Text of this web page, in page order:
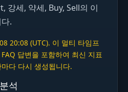
강세, 약세, Buy, Sell의 이
.
20:08 (UTC). 이 멀티 타임프
답변을 포함하여 최신 지표
다 다시 생성됩니다.
석